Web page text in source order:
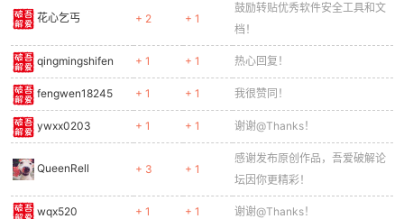
花心乞丐 + 2 + 1
鼓励转贴优秀软件安全工具和文
档！
qingmingshifen + 1 + 1 热心回复！
fengwen18245 + 1 + 1 我很赞同！
ywxx0203 + 1 + 1 谢谢@Thanks！
QueenRell + 3 + 1
感谢发布原创作品，吾爱破解论
坛因你更精彩！
wqx520 + 1 + 1 谢谢@Thanks！